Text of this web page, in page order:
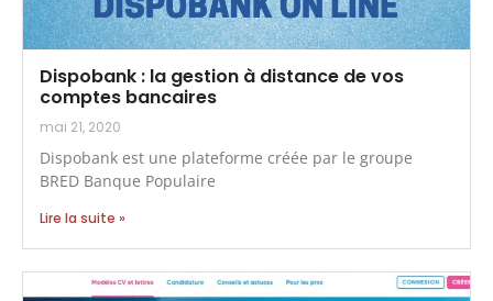
Dispobank : la gestion à distance de vos
comptes bancaires
mai 21, 2020
Dispobank est une plateforme créée par le groupe
BRED Banque Populaire
Lire la suite »